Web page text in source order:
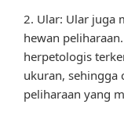
2. Ular: Ular juga
hewan
herpetologis
ukuran, sehingga
peliharaan yang